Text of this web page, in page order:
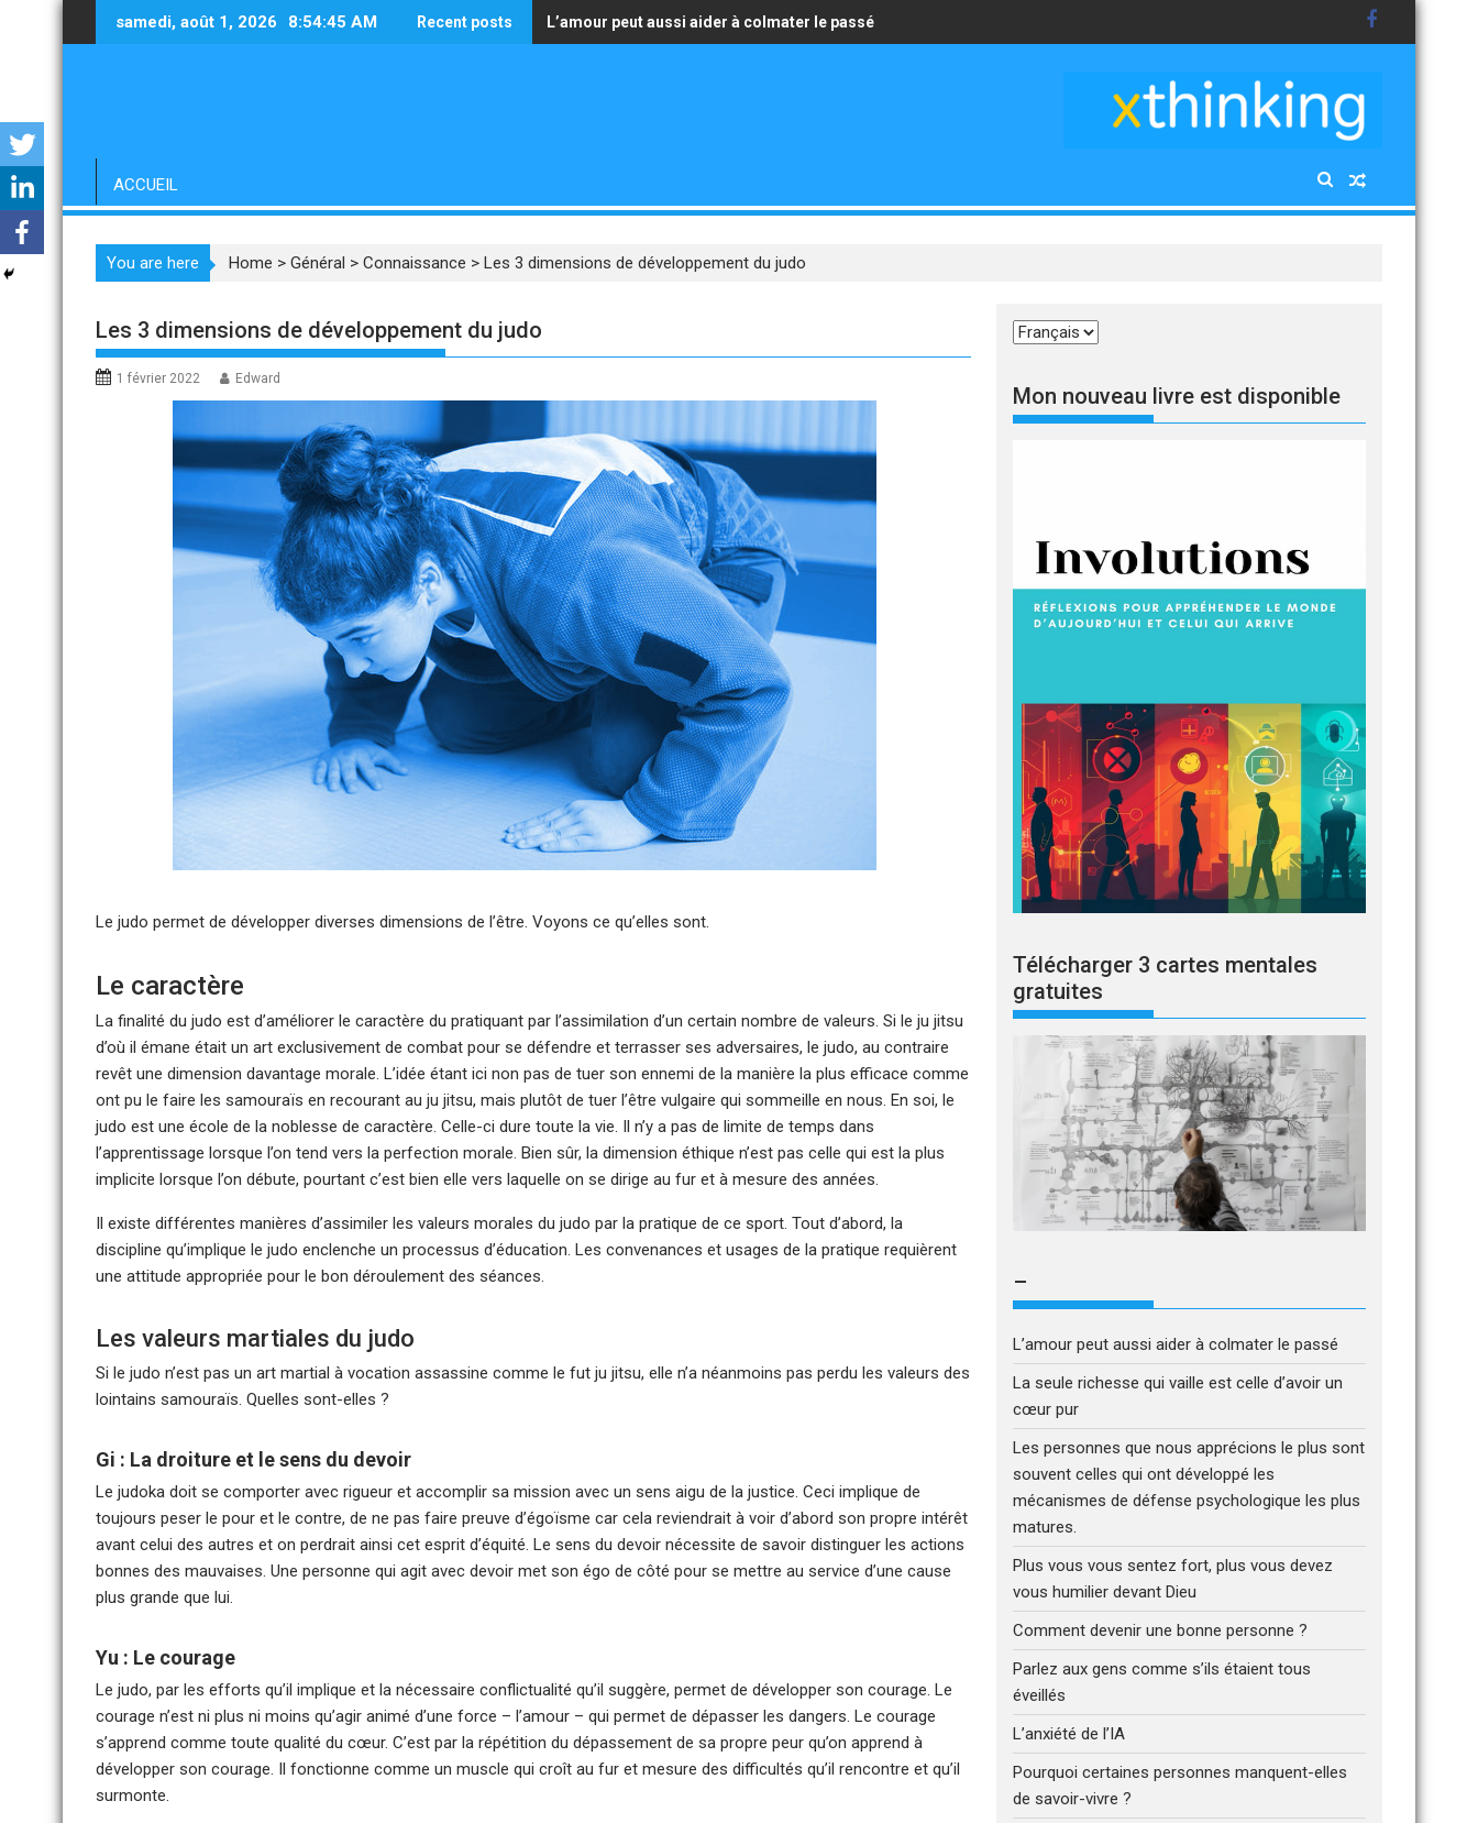
samedi, août 1, 2026 8:54:46 AM Recent posts L’amour peut aussi aider à colmater le passé
La seule richesse qui vaille est celle d’avoir un cœur pur
ACCUEIL
You are here Home > Général > Connaissance > Les 3 dimensions de développement du judo
Les 3 dimensions de développement du judo
1 février 2022 Edward
Le judo permet de développer diverses dimensions de l’être. Voyons ce qu’elles sont.
Le caractère
La finalité du judo est d’améliorer le caractère du pratiquant par l’assimilation d’un certain nombre de valeurs. Si le ju jitsu
d’où il émane était un art exclusivement de combat pour se défendre et terrasser ses adversaires, le judo, au contraire
revêt une dimension davantage morale. L’idée étant ici non pas de tuer son ennemi de la manière la plus efficace comme
ont pu le faire les samouraïs en recourant au ju jitsu, mais plutôt de tuer l’être vulgaire qui sommeille en nous. En soi, le
judo est une école de la noblesse de caractère. Celle-ci dure toute la vie. Il n’y a pas de limite de temps dans
l’apprentissage lorsque l’on tend vers la perfection morale. Bien sûr, la dimension éthique n’est pas celle qui est la plus
implicite lorsque l’on débute, pourtant c’est bien elle vers laquelle on se dirige au fur et à mesure des années.
Il existe différentes manières d’assimiler les valeurs morales du judo par la pratique de ce sport. Tout d’abord, la
discipline qu’implique le judo enclenche un processus d’éducation. Les convenances et usages de la pratique requièrent
une attitude appropriée pour le bon déroulement des séances.
Les valeurs martiales du judo
Si le judo n’est pas un art martial à vocation assassine comme le fut ju jitsu, elle n’a néanmoins pas perdu les valeurs des
lointains samouraïs. Quelles sont-elles ?
Gi : La droiture et le sens du devoir
Le judoka doit se comporter avec rigueur et accomplir sa mission avec un sens aigu de la justice. Ceci implique de
toujours peser le pour et le contre, de ne pas faire preuve d’égoïsme car cela reviendrait à voir d’abord son propre intérêt
avant celui des autres et on perdrait ainsi cet esprit d’équité. Le sens du devoir nécessite de savoir distinguer les actions
bonnes des mauvaises. Une personne qui agit avec devoir met son égo de côté pour se mettre au service d’une cause
plus grande que lui.
Yu : Le courage
Le judo, par les efforts qu’il implique et la nécessaire conflictualité qu’il suggère, permet de développer son courage. Le
courage n’est ni plus ni moins qu’agir animé d’une force – l’amour – qui permet de dépasser les dangers. Le courage
s’apprend comme toute qualité du cœur. C’est par la répétition du dépassement de sa propre peur qu’on apprend à
développer son courage. Il fonctionne comme un muscle qui croît au fur et mesure des difficultés qu’il rencontre et qu’il
surmonte.
Choisir
langue
Mon nouveau livre est disponible
Télécharger 3 cartes mentales
gratuites
–
L’amour peut aussi aider à colmater le passé
La seule richesse qui vaille est celle d’avoir un
cœur pur
Les personnes que nous apprécions le plus sont
souvent celles qui ont développé les
mécanismes de défense psychologique les plus
matures.
Plus vous vous sentez fort, plus vous devez
vous humilier devant Dieu
Comment devenir une bonne personne ?
Parlez aux gens comme s’ils étaient tous
éveillés
L’anxiété de l’IA
Pourquoi certaines personnes manquent-elles
de savoir-vivre ?